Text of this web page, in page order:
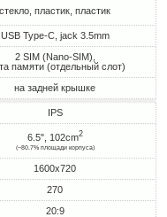
стекло, пластик, пластик
USB Type-C, jack 3.5mm
2 SIM (Nano-SIM),
памяти (отдельный слот)
на задней крышке
IPS
6.5", 102cm2
(~80.7% площади корпуса)
1600x720
270
20:9